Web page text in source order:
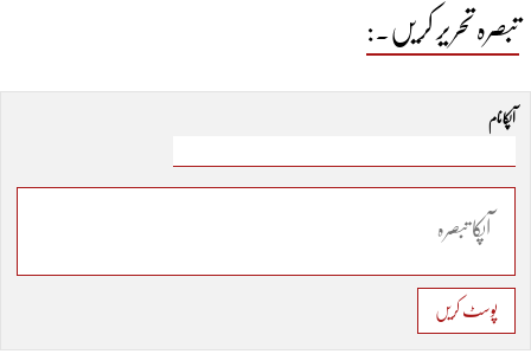
تبصرہ تحریر کریں۔:
آپکا نام
پوسٹ کریں